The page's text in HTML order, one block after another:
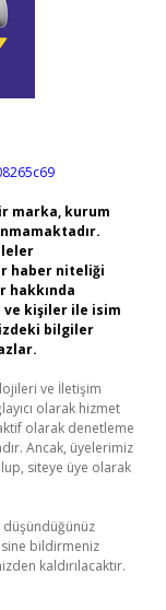
marka, kurum
haber niteliği
hakkında
ve kişiler ile isim
bilgiler
ve İletişim
olarak hizmet
olarak denetleme
Ancak, üyelerimiz
siteye üye olarak
düşündüğünüz
bildirmeniz
kaldırılacaktır.